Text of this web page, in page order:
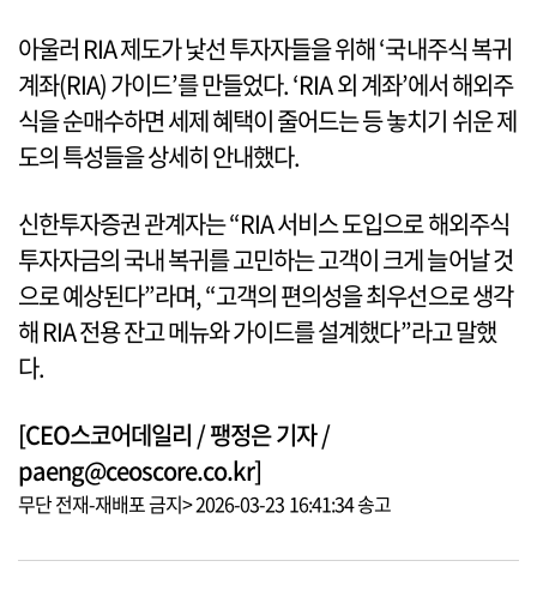
아울러 RIA 제도가 낯선 투자자들을 위해 ‘국내주식 복귀
계좌(RIA) 가이드’를 만들었다. ‘RIA 외 계좌’에서 해외주
식을 순매수하면 세제 혜택이 줄어드는 등 놓치기 쉬운 제
도의 특성들을 상세히 안내했다.
신한투자증권 관계자는 “RIA 서비스 도입으로 해외주식
투자자금의 국내 복귀를 고민하는 고객이 크게 늘어날 것
으로 예상된다”라며, “고객의 편의성을 최우선으로 생각
해 RIA 전용 잔고 메뉴와 가이드를 설계했다”라고 말했
다.
[CEO스코어데일리 / 팽정은 기자 /
paeng@ceoscore.co.kr]
무단 전재-재배포 금지> 2026-03-23 16:41:34 송고